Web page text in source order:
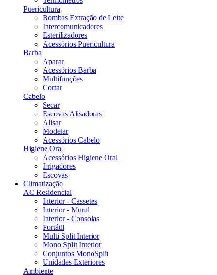
Puericultura
Bombas Extração de Leite
Intercomunicadores
Esterilizadores
Acessórios Puericultura
Barba
Aparar
Acessórios Barba
Multifunções
Cortar
Cabelo
Secar
Escovas Alisadoras
Alisar
Modelar
Acessórios Cabelo
Higiene Oral
Acessórios Higiene Oral
Irrigadores
Escovas
Climatização
AC Residencial
Interior - Cassetes
Interior - Mural
Interior - Consolas
Portátil
Multi Split Interior
Mono Split Interior
Conjuntos MonoSplit
Unidades Exteriores
Ambiente